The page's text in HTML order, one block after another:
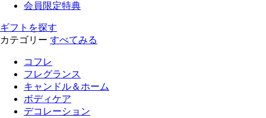
会員限定特典
ギフトを探す
カテゴリー すべてみる
コフレ
フレグランス
キャンドル＆ホーム
ボディケア
デコレーション